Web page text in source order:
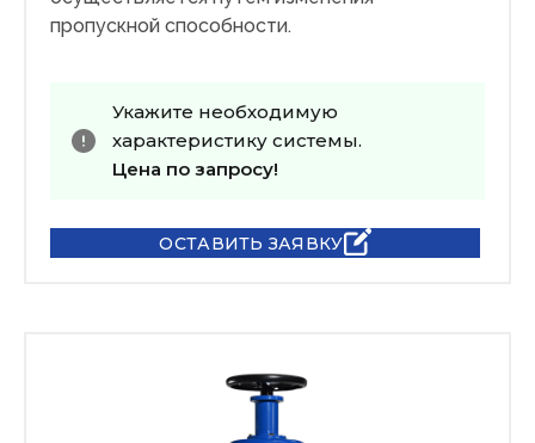
пропускной способности.
Укажите необходимую
характеристику системы.
Цена по запросу!
ОСТАВИТЬ ЗАЯВКУ